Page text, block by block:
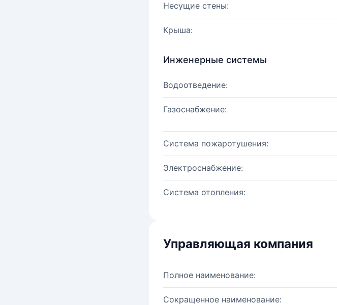
Несущие стены:
Крыша:
Инженерные системы
Водоотведение:
Газоснабжение:
Система пожаротушения:
Электроснабжение:
Система отопления:
Управляющая компания
Полное наименование:
Сокращенное наименование: